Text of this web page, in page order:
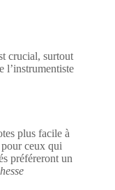
crucial, surtout
l’instrumentiste
plus facile à
ceux qui
préféreront un